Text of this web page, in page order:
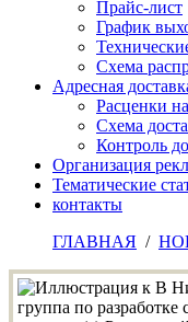
Прайс-лист
График
Схема
Адресная
Расценки
Схема
Контроль
Организация
Тематические
контакты
ГЛАВНАЯ /